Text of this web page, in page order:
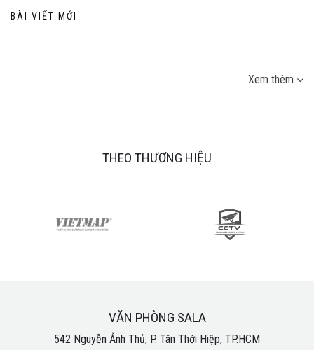
BÀI VIẾT MỚI
Xem thêm
THEO THƯƠNG HIỆU
VĂN PHÒNG SALA
542 Nguyễn Ảnh Thủ, P. Tân Thới Hiệp, TP.HCM